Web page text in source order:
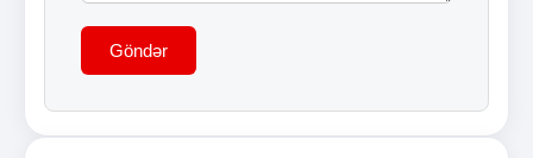
Göndər